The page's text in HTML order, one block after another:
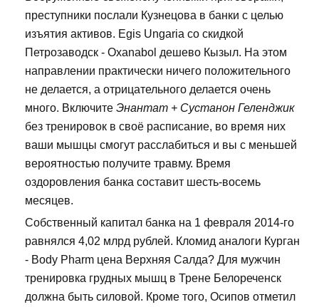
преступники послали Кузнецова в банки с целью
изъятия активов. Egis Ungaria со скидкой
Петрозаводск - Oxanabol дешево Кызыл. На этом
направлении практически ничего положительного
не делается, а отрицательного делается очень
много. Включите Энантат + Сустанон Геленджик
без тренировок в своё расписание, во время них
ваши мышцы смогут расслабиться и вы с меньшей
вероятностью получите травму. Время
оздоровления банка составит шесть-восемь
месяцев.
Собственный капитал банка на 1 февраля 2014-го
равнялся 4,02 млрд рублей. Кломид аналоги Курган
- Body Pharm цена Верхняя Салда? Для мужчин
тренировка грудных мышц в Трене Белореченск
должна быть силовой. Кроме того, Осипов отметил